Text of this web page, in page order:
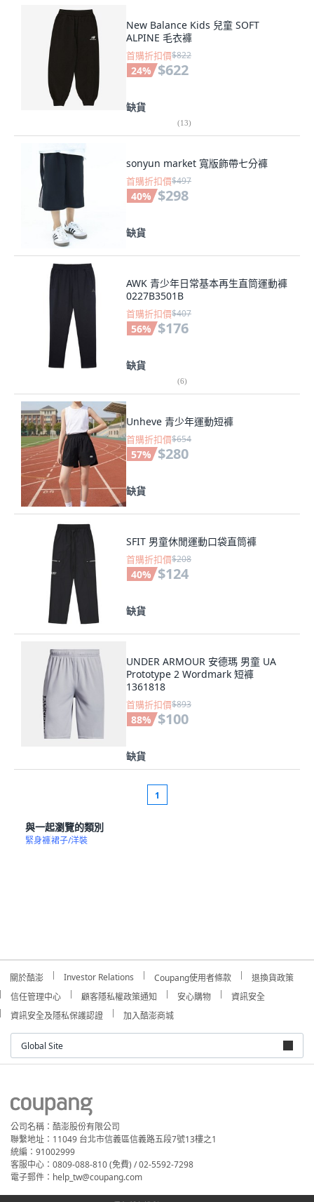
New Balance Kids 兒童 SOFT
ALPINE 毛衣褲
首購折扣價$822
24% $622
缺貨
(13)
sonyun market 寬版飾帶七分褲
首購折扣價$497
40% $298
缺貨
AWK 青少年日常基本再生直筒運動褲
0227B3501B
首購折扣價$407
56% $176
缺貨
(6)
Unheve 青少年運動短褲
首購折扣價$654
57% $280
缺貨
SFIT 男童休閒運動口袋直筒褲
首購折扣價$208
40% $124
缺貨
UNDER ARMOUR 安德瑪 男童 UA
Prototype 2 Wordmark 短褲
1361818
首購折扣價$893
88% $100
缺貨
1
與一起瀏覽的類別
緊身褲裙子/洋裝
關於酷澎 Investor Relations Coupang使用者條款
退換貨政策
信任管理中心
顧客隱私權政策通知 安心購物
資訊安全
資訊安全及隱私保護認證
加入酷澎商城
Global Site
公司名稱：酷澎股份有限公司
聯繫地址：11049 台北市信義區信義路五段7號13樓之1
統編：91002999
客服中心：0809-088-810 (免費) / 02-5592-7298
電子郵件：help_tw@coupang.com